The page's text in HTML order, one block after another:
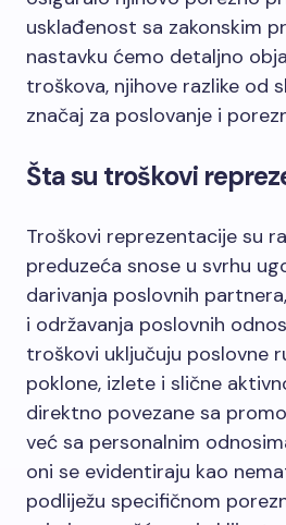
usklađenost sa zakonskim
nastavku ćemo detaljno
troškova, njihove razlike od
značaj za poslovanje i
Šta su troškovi
Troškovi reprezentacije su
preduzeća snose u svrhu
darivanja poslovnih
i održavanja poslovnih
troškovi uključuju poslovne
poklone, izlete i slične
direktno povezane sa
već sa personalnim
oni se evidentiraju kao
podliježu specifičnom